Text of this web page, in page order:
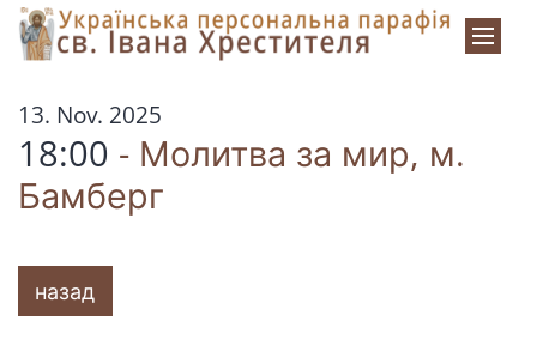
Zum Inhalt springen
13. Nov. 2025
18:00
Молитва за мир, м.
Бамберг
назад